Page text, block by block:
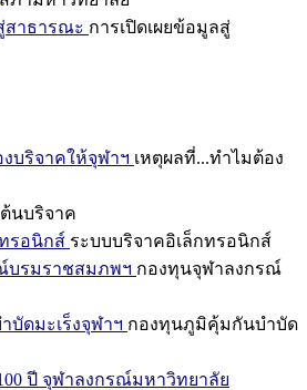
สาธารณะ การเปิดเผยข้อมูลสู่
บริจาคให้จุฬาฯ เหตุผลที่...ทำไมต้อง
ต้นบริจาค
รอนิกส์ ระบบบริจาคอิเล็กทรอนิกส์
บรมราชสมภพฯ กองทุนจุฬาลงกรณ์
ดมะเร็งจุฬาฯ กองทุนภูมิคุ้มกันบำบัด
ปี จุฬาลงกรณ์มหาวิทยาลัย